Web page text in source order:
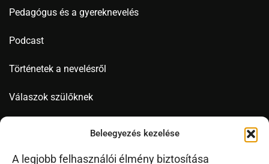
Beleegyezés kezelése
A legjobb felhasználói élmény biztosítása
Pedagógus és a gyereknevelés
Podcast
Történetek a nevelésről
Válaszok szülőknek